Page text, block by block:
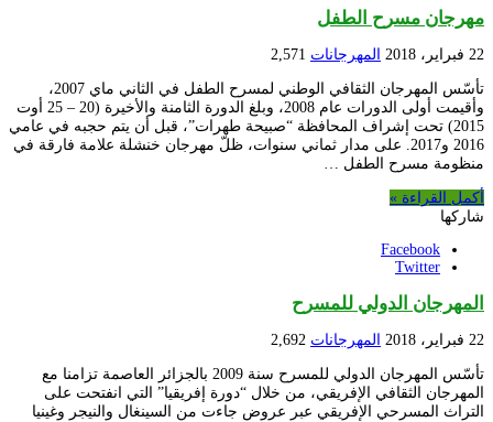
مهرجان مسرح الطفل
22 فبراير، 2018 المهرجانات 2,571
تأسّس المهرجان الثقافي الوطني لمسرح الطفل في الثاني ماي 2007،
وأقيمت أولى الدورات عام 2008، وبلغ الدورة الثامنة والأخيرة (20 – 25 أوت
2015) تحت إشراف المحافظة “صبيحة طهرات”، قبل أن يتم حجبه في عامي
2016 و2017. على مدار ثماني سنوات، ظلّ مهرجان خنشلة علامة فارقة في
منظومة مسرح الطفل …
أكمل القراءة »
شاركها
Facebook
Twitter
المهرجان الدولي للمسرح
22 فبراير، 2018 المهرجانات 2,692
تأسّس المهرجان الدولي للمسرح سنة 2009 بالجزائر العاصمة تزامنا مع
المهرجان الثقافي الإفريقي، من خلال “دورة إفريقيا” التي انفتحت على
التراث المسرحي الإفريقي عبر عروض جاءت من السينغال والنيجر وغينيا